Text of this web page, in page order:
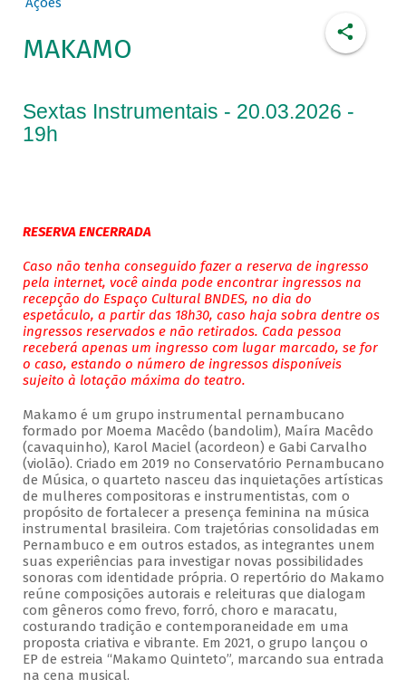
MAKAMO
Sextas Instrumentais - 20.03.2026 -
19h
RESERVA ENCERRADA
Caso não tenha conseguido fazer a reserva de ingresso
pela internet, você ainda pode encontrar ingressos na
recepção do Espaço Cultural BNDES, no dia do
espetáculo, a partir das 18h30, caso haja sobra dentre os
ingressos reservados e não retirados. Cada pessoa
receberá apenas um ingresso com lugar marcado, se for
o caso, estando o número de ingressos disponíveis
sujeito à lotação máxima do teatro.
Makamo é um grupo instrumental pernambucano
formado por Moema Macêdo (bandolim), Maíra Macêdo
(cavaquinho), Karol Maciel (acordeon) e Gabi Carvalho
(violão). Criado em 2019 no Conservatório Pernambucano
de Música, o quarteto nasceu das inquietações artísticas
de mulheres compositoras e instrumentistas, com o
propósito de fortalecer a presença feminina na música
instrumental brasileira. Com trajetórias consolidadas em
Pernambuco e em outros estados, as integrantes unem
suas experiências para investigar novas possibilidades
sonoras com identidade própria. O repertório do Makamo
reúne composições autorais e releituras que dialogam
com gêneros como frevo, forró, choro e maracatu,
costurando tradição e contemporaneidade em uma
proposta criativa e vibrante. Em 2021, o grupo lançou o
EP de estreia “Makamo Quinteto”, marcando sua entrada
na cena musical.